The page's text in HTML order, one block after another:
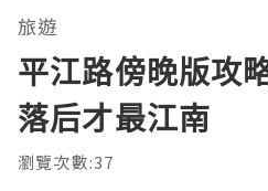
旅遊
平江路傍晚版攻
落后才最江南
瀏覽次數:37